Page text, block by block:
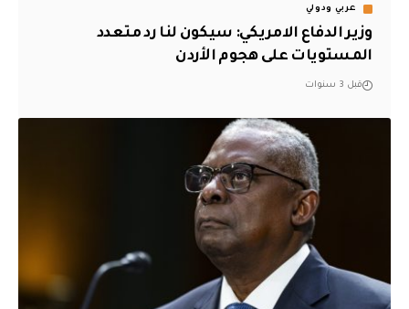
عربي ودولي
وزير الدفاع الامريكي: سيكون لنا رد متعدد
المستويات على هجوم الأردن
قبل 3 سنوات